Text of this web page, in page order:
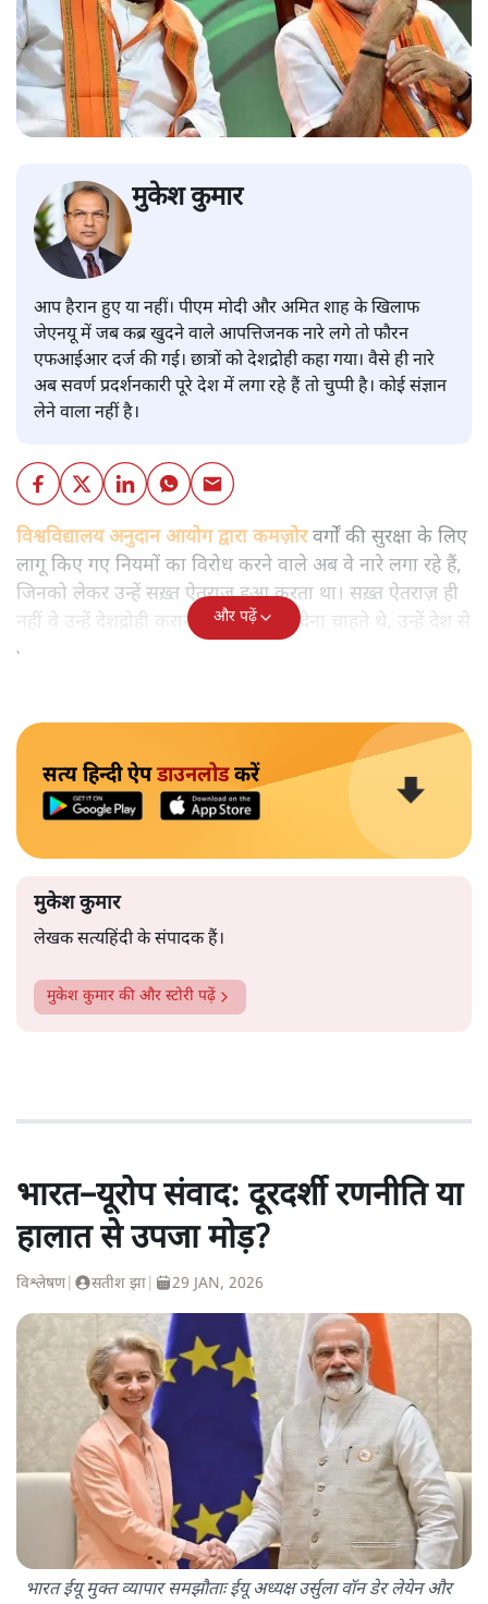
मुकेश कुमार
आप हैरान हुए या नहीं। पीएम मोदी और अमित शाह के खिलाफ
जेएनयू में जब कब्र खुदने वाले आपत्तिजनक नारे लगे तो फौरन
एफआईआर दर्ज की गई। छात्रों को देशद्रोही कहा गया। वैसे ही नारे
अब सवर्ण प्रदर्शनकारी पूरे देश में लगा रहे हैं तो चुप्पी है। कोई संज्ञान
लेने वाला नहीं है।
विश्वविद्यालय अनुदान आयोग द्वारा कमज़ोरवर्गों की सुरक्षा के लिए
लागू किए गए नियमों का विरोध करने वाले अब वे नारे लगा रहे हैं,
जिनको लेकर उन्हें सख़्त ऐतराज़ हुआ करता था। सख़्त ऐतराज़ ही
नहीं वे उन्हें देशद्रोही करार देकर जेल भेज देना चाहते थे, उन्हें देश से
बाहर चले जाने को कह रहे थे।
और पढ़ें
सत्य हिन्दी ऐपडाउनलोडकरें
मुकेश कुमार
लेखक सत्यहिंदी के संपादक हैं।
मुकेश कुमार की और स्टोरी पढ़ें
भारत–यूरोप संवाद: दूरदर्शी रणनीति या
हालात से उपजा मोड़?
विश्लेषण| सतीश झा 29 JAN, 2026
भारत ईयू मुक्त व्यापार समझौताः ईयू अध्यक्ष उर्सुला वॉन डेर लेयेन और